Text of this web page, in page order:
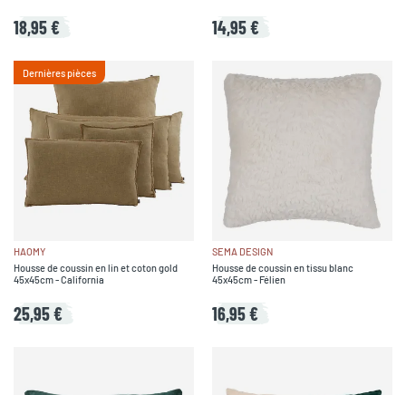
18,95 € 14,95 €
Dernières pièces
HAOMY
Housse de coussin en lin et coton gold
45x45cm - California
25,95 €
SEMA DESIGN
Housse de coussin en tissu blanc
45x45cm - Félien
16,95 €